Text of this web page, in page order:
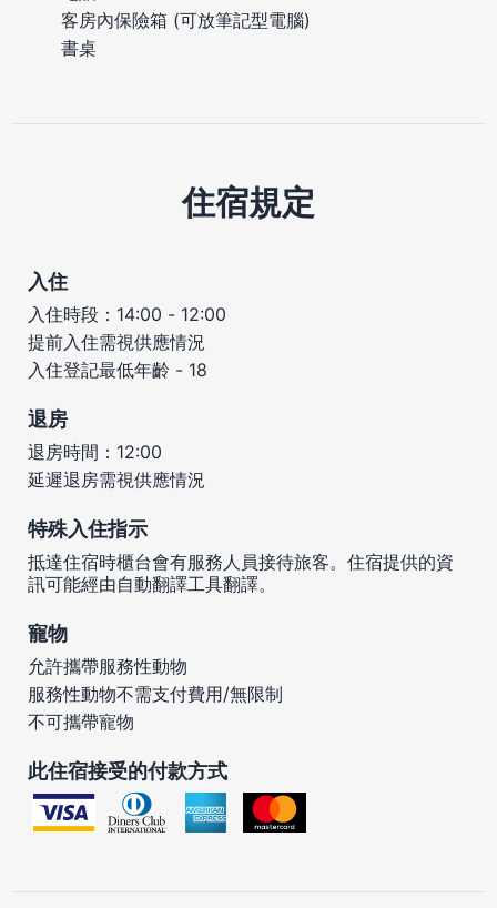
客房內保險箱 (可放筆記型電腦)
書桌
住宿規定
入住
入住時段：14:00 - 12:00
提前入住需視供應情況
入住登記最低年齡 - 18
退房
退房時間：12:00
延遲退房需視供應情況
特殊入住指示
抵達住宿時櫃台會有服務人員接待旅客。住宿提供的資
訊可能經由自動翻譯工具翻譯。
寵物
允許攜帶服務性動物
服務性動物不需支付費用/無限制
不可攜帶寵物
此住宿接受的付款方式